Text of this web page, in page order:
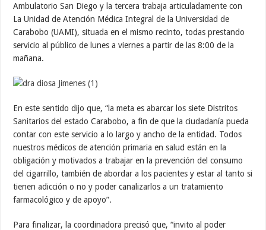
Ambulatorio San Diego y la tercera trabaja articuladamente con
La Unidad de Atención Médica Integral de la Universidad de
Carabobo (UAMI), situada en el mismo recinto, todas prestando
servicio al público de lunes a viernes a partir de las 8:00 de la
mañana.
En este sentido dijo que, “la meta es abarcar los siete Distritos
Sanitarios del estado Carabobo, a fin de que la ciudadanía pueda
contar con este servicio a lo largo y ancho de la entidad. Todos
nuestros médicos de atención primaria en salud están en la
obligación y motivados a trabajar en la prevención del consumo
del cigarrillo, también de abordar a los pacientes y estar al tanto si
tienen adicción o no y poder canalizarlos a un tratamiento
farmacológico y de apoyo”.
Para finalizar, la coordinadora precisó que, “invito al poder